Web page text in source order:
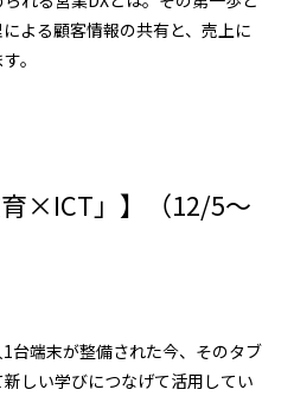
よる顧客情報の共有と、売上に
。
育×ICT」】（12/5～
台端末が整備された今、そのタブ
しい学びにつなげて活用してい